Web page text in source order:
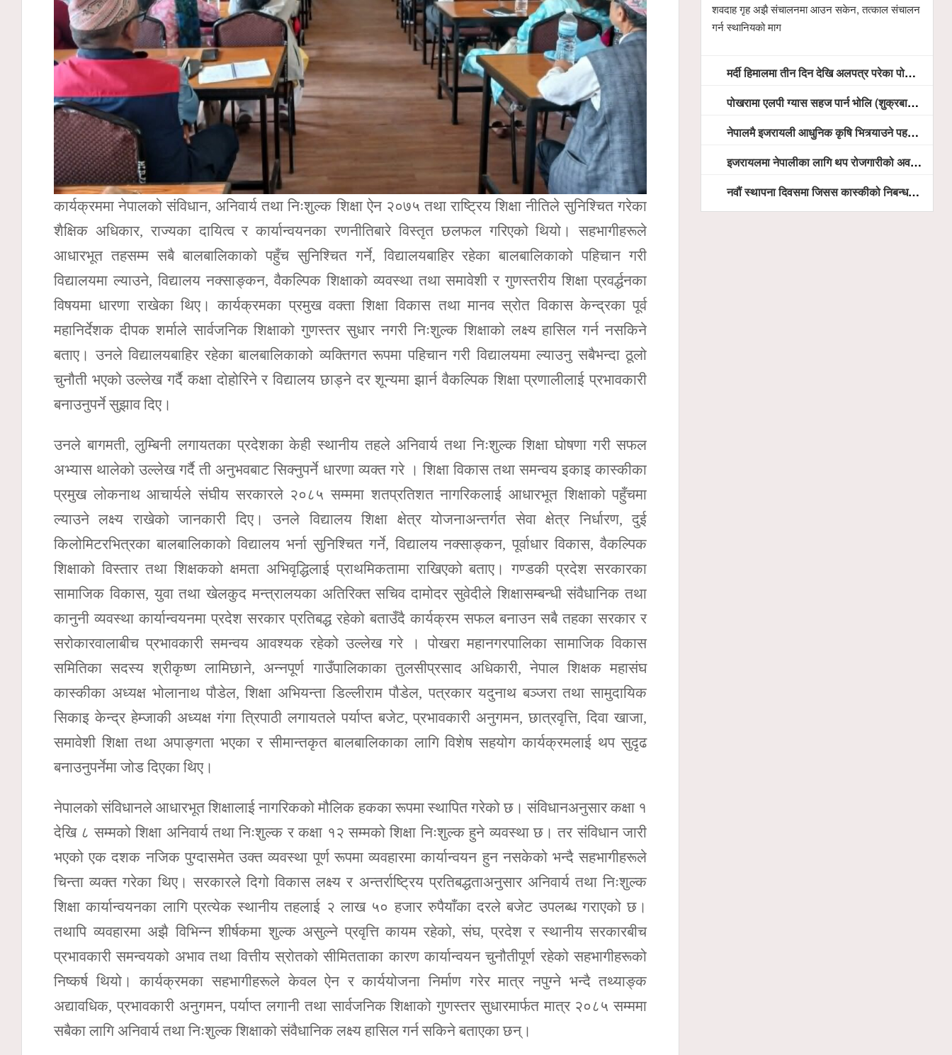
कार्यक्रममा नेपालको संविधान, अनिवार्य तथा निःशुल्क शिक्षा ऐन २०७५ तथा राष्ट्रिय शिक्षा नीतिले सुनिश्चित गरेका
शैक्षिक अधिकार, राज्यका दायित्व र कार्यान्वयनका रणनीतिबारे विस्तृत छलफल गरिएको थियो। सहभागीहरूले
आधारभूत तहसम्म सबै बालबालिकाको पहुँच सुनिश्चित गर्ने, विद्यालयबाहिर रहेका बालबालिकाको पहिचान गरी
विद्यालयमा ल्याउने, विद्यालय नक्साङ्कन, वैकल्पिक शिक्षाको व्यवस्था तथा समावेशी र गुणस्तरीय शिक्षा प्रवर्द्धनका
विषयमा धारणा राखेका थिए। कार्यक्रमका प्रमुख वक्ता शिक्षा विकास तथा मानव स्रोत विकास केन्द्रका पूर्व
महानिर्देशक दीपक शर्माले सार्वजनिक शिक्षाको गुणस्तर सुधार नगरी निःशुल्क शिक्षाको लक्ष्य हासिल गर्न नसकिने
बताए। उनले विद्यालयबाहिर रहेका बालबालिकाको व्यक्तिगत रूपमा पहिचान गरी विद्यालयमा ल्याउनु सबैभन्दा ठूलो
चुनौती भएको उल्लेख गर्दै कक्षा दोहोरिने र विद्यालय छाड्ने दर शून्यमा झार्न वैकल्पिक शिक्षा प्रणालीलाई प्रभावकारी
बनाउनुपर्ने सुझाव दिए।
उनले बागमती, लुम्बिनी लगायतका प्रदेशका केही स्थानीय तहले अनिवार्य तथा निःशुल्क शिक्षा घोषणा गरी सफल
अभ्यास थालेको उल्लेख गर्दै ती अनुभवबाट सिक्नुपर्ने धारणा व्यक्त गरे । शिक्षा विकास तथा समन्वय इकाइ कास्कीका
प्रमुख लोकनाथ आचार्यले संघीय सरकारले २०८५ सम्ममा शतप्रतिशत नागरिकलाई आधारभूत शिक्षाको पहुँचमा
ल्याउने लक्ष्य राखेको जानकारी दिए। उनले विद्यालय शिक्षा क्षेत्र योजनाअन्तर्गत सेवा क्षेत्र निर्धारण, दुई
किलोमिटरभित्रका बालबालिकाको विद्यालय भर्ना सुनिश्चित गर्ने, विद्यालय नक्साङ्कन, पूर्वाधार विकास, वैकल्पिक
शिक्षाको विस्तार तथा शिक्षकको क्षमता अभिवृद्धिलाई प्राथमिकतामा राखिएको बताए। गण्डकी प्रदेश सरकारका
सामाजिक विकास, युवा तथा खेलकुद मन्त्रालयका अतिरिक्त सचिव दामोदर सुवेदीले शिक्षासम्बन्धी संवैधानिक तथा
कानुनी व्यवस्था कार्यान्वयनमा प्रदेश सरकार प्रतिबद्ध रहेको बताउँदै कार्यक्रम सफल बनाउन सबै तहका सरकार र
सरोकारवालाबीच प्रभावकारी समन्वय आवश्यक रहेको उल्लेख गरे । पोखरा महानगरपालिका सामाजिक विकास
समितिका सदस्य श्रीकृष्ण लामिछाने, अन्नपूर्ण गाउँपालिकाका तुलसीप्रसाद अधिकारी, नेपाल शिक्षक महासंघ
कास्कीका अध्यक्ष भोलानाथ पौडेल, शिक्षा अभियन्ता डिल्लीराम पौडेल, पत्रकार यदुनाथ बञ्जरा तथा सामुदायिक
सिकाइ केन्द्र हेम्जाकी अध्यक्ष गंगा त्रिपाठी लगायतले पर्याप्त बजेट, प्रभावकारी अनुगमन, छात्रवृत्ति, दिवा खाजा,
समावेशी शिक्षा तथा अपाङ्गता भएका र सीमान्तकृत बालबालिकाका लागि विशेष सहयोग कार्यक्रमलाई थप सुदृढ
बनाउनुपर्नेमा जोड दिएका थिए।
नेपालको संविधानले आधारभूत शिक्षालाई नागरिकको मौलिक हकका रूपमा स्थापित गरेको छ। संविधानअनुसार कक्षा १
देखि ८ सम्मको शिक्षा अनिवार्य तथा निःशुल्क र कक्षा १२ सम्मको शिक्षा निःशुल्क हुने व्यवस्था छ। तर संविधान जारी
भएको एक दशक नजिक पुग्दासमेत उक्त व्यवस्था पूर्ण रूपमा व्यवहारमा कार्यान्वयन हुन नसकेको भन्दै सहभागीहरूले
चिन्ता व्यक्त गरेका थिए। सरकारले दिगो विकास लक्ष्य र अन्तर्राष्ट्रिय प्रतिबद्धताअनुसार अनिवार्य तथा निःशुल्क
शिक्षा कार्यान्वयनका लागि प्रत्येक स्थानीय तहलाई २ लाख ५० हजार रुपैयाँका दरले बजेट उपलब्ध गराएको छ।
तथापि व्यवहारमा अझै विभिन्न शीर्षकमा शुल्क असुल्ने प्रवृत्ति कायम रहेको, संघ, प्रदेश र स्थानीय सरकारबीच
प्रभावकारी समन्वयको अभाव तथा वित्तीय स्रोतको सीमितताका कारण कार्यान्वयन चुनौतीपूर्ण रहेको सहभागीहरूको
निष्कर्ष थियो। कार्यक्रमका सहभागीहरूले केवल ऐन र कार्ययोजना निर्माण गरेर मात्र नपुग्ने भन्दै तथ्याङ्क
अद्यावधिक, प्रभावकारी अनुगमन, पर्याप्त लगानी तथा सार्वजनिक शिक्षाको गुणस्तर सुधारमार्फत मात्र २०८५ सम्ममा
सबैका लागि अनिवार्य तथा निःशुल्क शिक्षाको संवैधानिक लक्ष्य हासिल गर्न सकिने बताएका छन्।
शवदाह गृह अझै संचालनमा आउन सकेन, तत्काल संचालन
गर्न स्थानियको माग
मर्दी हिमालमा तीन दिन देखि अलपत्र परेका पोखराका तीन युवाको सशस्त्र प्रहरी सहितको टोलीको साहसिक उद्धार
पोखरामा एलपी ग्यास सहज पार्न भोलि (शुक्रबार) देखि खुद्रा पसलबाटै बिक्रि वितरण हुने, स्टोर नगर्न आग्रह
नेपालमै इजरायली आधुनिक कृषि भित्र्याउने पहल ः पोखराका मेयर धनराज आचार्य र इजरायली राजदूतबीच सहकार्य विस्तारको संकेत
इजरायलमा नेपालीका लागि थप रोजगारीको अवसर विस्तार गरिने ः राजदूत बास
नवौं स्थापना दिवसमा जिसस कास्कीको निबन्ध प्रतियोगिता